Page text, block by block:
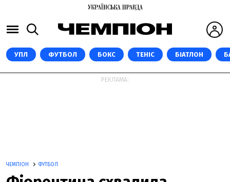
УПЛ ФУТБОЛ БОКС ТЕНІС БІАТЛОН
РЕКЛАМА:
ЧЕМПІОН ФУТБОЛ